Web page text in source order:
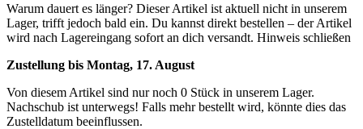
Warum dauert es länger? Dieser Artikel ist aktuell nicht in unserem
Lager, trifft jedoch bald ein. Du kannst direkt bestellen – der Artikel
wird nach Lagereingang sofort an dich versandt. Hinweis schließen
Zustellung bis Montag, 17. August
Von diesem Artikel sind nur noch 0 Stück in unserem Lager.
Nachschub ist unterwegs! Falls mehr bestellt wird, könnte dies das
Zustelldatum beeinflussen.